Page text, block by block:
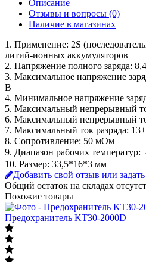
Описание
Отзывы и вопросы (0)
Наличие в магазинах
1. Применение: 2S
литий-ионных аккумуляторов
2. Напряжение полного заряда:
3. Максимальное напряжение
В
4. Минимальное напряжение
5. Максимальный непрерывный
6. Максимальный непрерывный
7. Максимальный ток разряда:
8. Сопротивление: 50 мОм
9. Диапазон рабочих
10. Размер: 33,5*16*3 мм
Добавить свой отзыв или
Общий остаток на складах
Похожие товары
Предохранитель KT30-2000D